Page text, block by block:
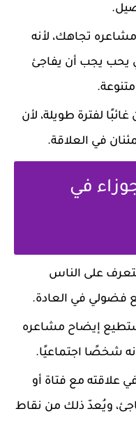
مشاعره تجاهك، لأنه
يجب أن يفاجئ
لفترة طويلة، لأن
في العلاقة.
في
على الناس
فضولي في العادة.
إيضاح مشاعره
شخصًا اجتماعيًا.
علاقته مع فتاة أو
ويُعدّ ذلك من نقاط